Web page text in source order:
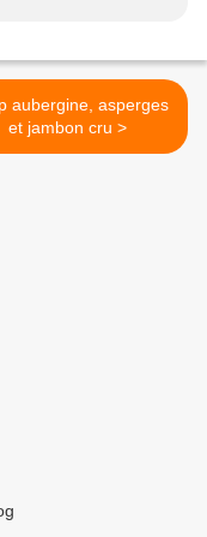
aubergine, asperges
et jambon cru >